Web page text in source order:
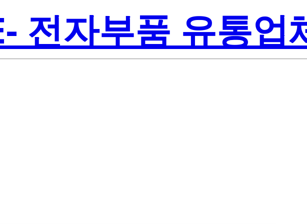
전자부품 유통업